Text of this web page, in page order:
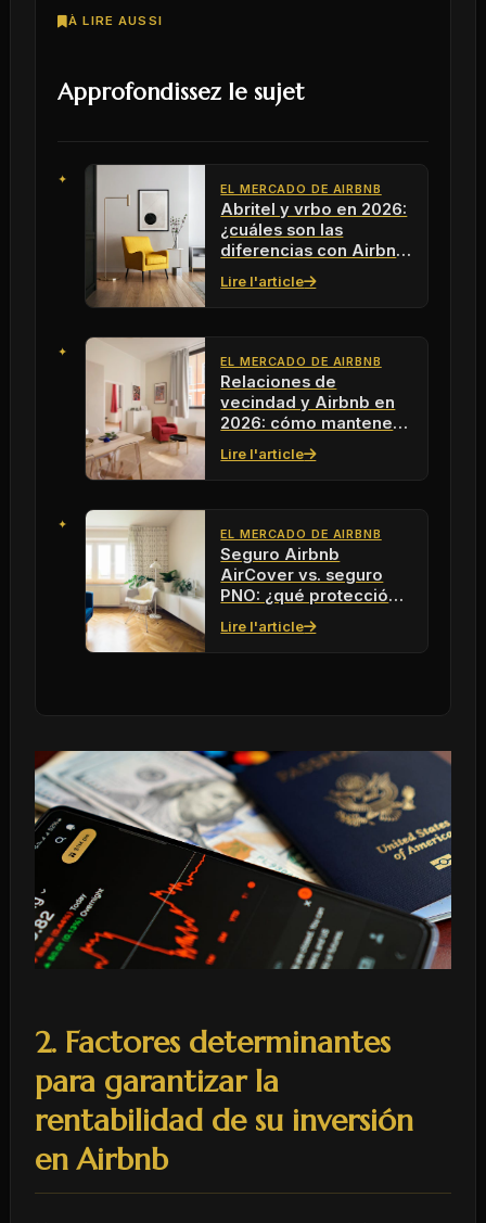
À LIRE AUSSI
Approfondissez le sujet
EL MERCADO DE AIRBNB
Abritel y vrbo en 2026:
¿cuáles son las
diferencias con Airbnb
para tus próximos
alquileres?
Lire l'article
EL MERCADO DE AIRBNB
Relaciones de
vecindad y Airbnb en
2026: cómo mantener
una convivencia
armoniosa
Lire l'article
EL MERCADO DE AIRBNB
Seguro Airbnb
AirCover vs. seguro
PNO: ¿qué protección
elegir en 2026?
Lire l'article
2. Factores determinantes
para garantizar la
rentabilidad de su inversión
en Airbnb